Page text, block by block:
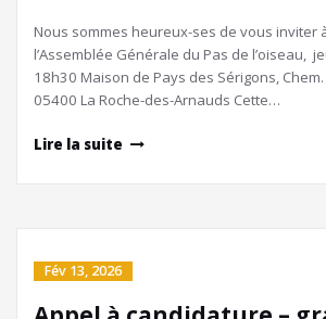
Nous sommes heureux-ses de vous inviter
l’Assemblée Générale du Pas de l’oiseau,
18h30 Maison de Pays des Sérigons,
05400 La Roche-des-Arnauds Cette…
Lire la suite
Fév 13, 2026